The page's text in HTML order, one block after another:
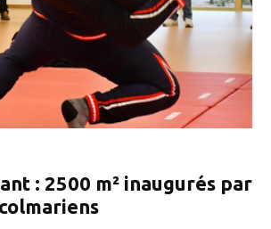
: 2500 m² inaugurés par